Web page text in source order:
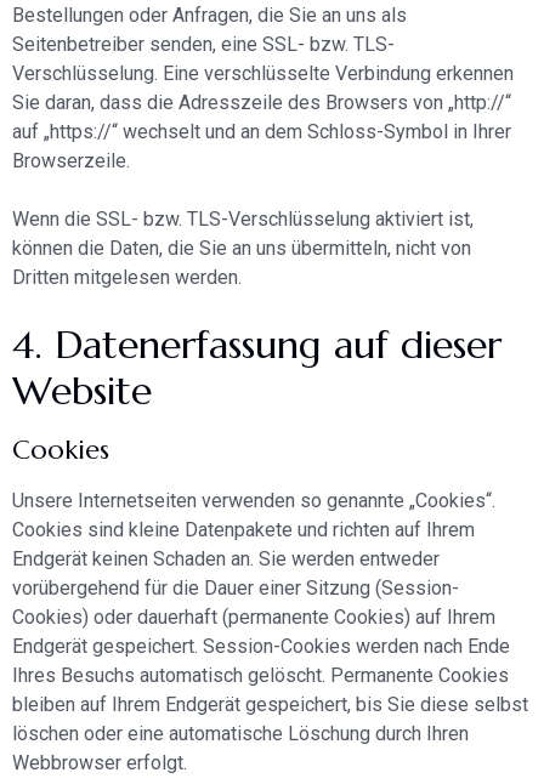
Bestellungen oder Anfragen, die Sie an uns als
Seitenbetreiber senden, eine SSL- bzw. TLS-
Verschlüsselung. Eine verschlüsselte Verbindung erkennen
Sie daran, dass die Adresszeile des Browsers von „http://“
auf „https://“ wechselt und an dem Schloss-Symbol in Ihrer
Browserzeile.
Wenn die SSL- bzw. TLS-Verschlüsselung aktiviert ist,
können die Daten, die Sie an uns übermitteln, nicht von
Dritten mitgelesen werden.
4. Datenerfassung auf dieser
Website
Cookies
Unsere Internetseiten verwenden so genannte „Cookies“.
Cookies sind kleine Datenpakete und richten auf Ihrem
Endgerät keinen Schaden an. Sie werden entweder
vorübergehend für die Dauer einer Sitzung (Session-
Cookies) oder dauerhaft (permanente Cookies) auf Ihrem
Endgerät gespeichert. Session-Cookies werden nach Ende
Ihres Besuchs automatisch gelöscht. Permanente Cookies
bleiben auf Ihrem Endgerät gespeichert, bis Sie diese selbst
löschen oder eine automatische Löschung durch Ihren
Webbrowser erfolgt.